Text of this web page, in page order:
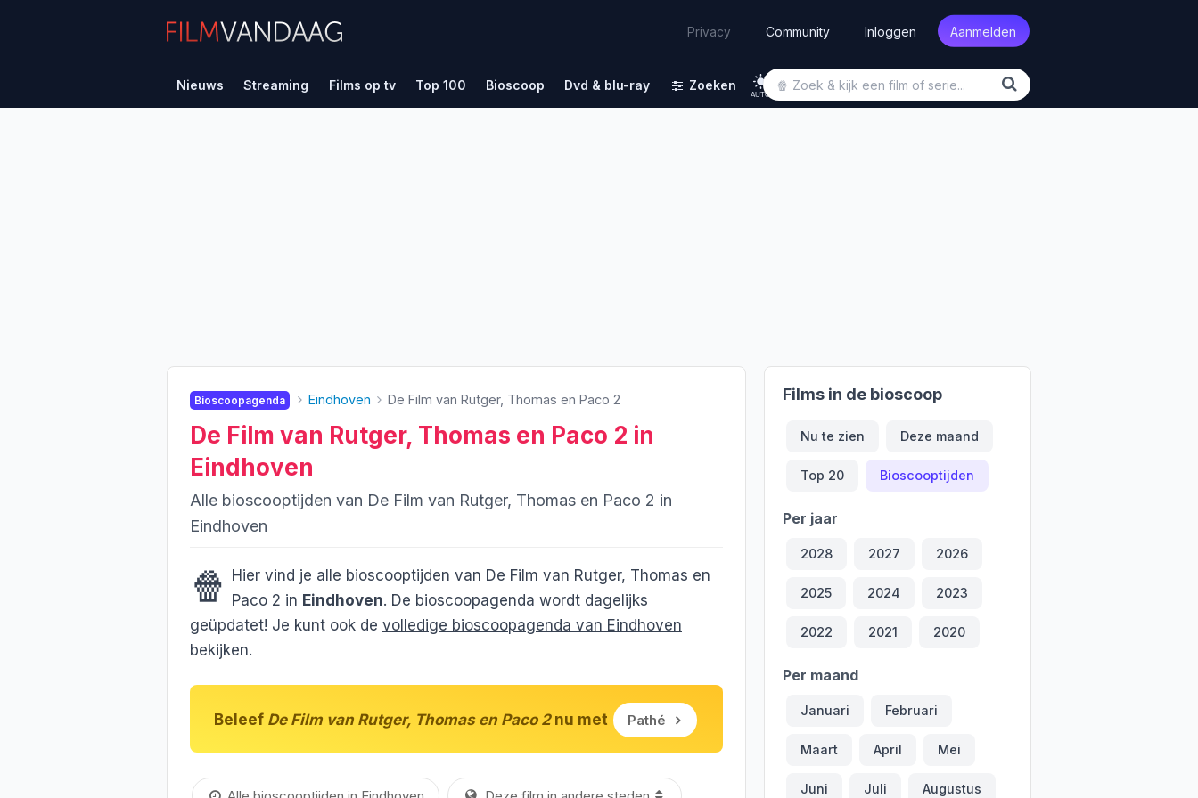
Privacy Community Inloggen Aanmelden
Nieuws Streaming Films op tv Top 100 Bioscoop Dvd & blu-ray Zoeken
AUTO
Bioscoopagenda Eindhoven De Film van Rutger, Thomas en Paco 2
De Film van Rutger, Thomas en Paco 2 in
Eindhoven
Alle bioscooptijden van De Film van Rutger, Thomas en Paco 2 in
Eindhoven
🍿 Hier vind je alle bioscooptijden van De Film van Rutger, Thomas en
Paco 2 in Eindhoven. De bioscoopagenda wordt dagelijks
geüpdatet! Je kunt ook de volledige bioscoopagenda van Eindhoven
bekijken.
Beleef De Film van Rutger, Thomas en Paco 2nu met Pathé
Films in de bioscoop
Nu te zien Deze maand
Top 20 Bioscooptijden
Per jaar
2028 2027 2026
2025 2024 2023
2022 2021 2020
Per maand
Januari Februari
Maart April Mei
Juni Juli Augustus